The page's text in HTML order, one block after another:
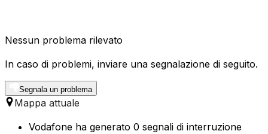
Nessun problema rilevato
In caso di problemi, inviare una segnalazione di seguito.
Segnala un problema
Mappa attuale
Vodafone ha generato 0 segnali di interruzione